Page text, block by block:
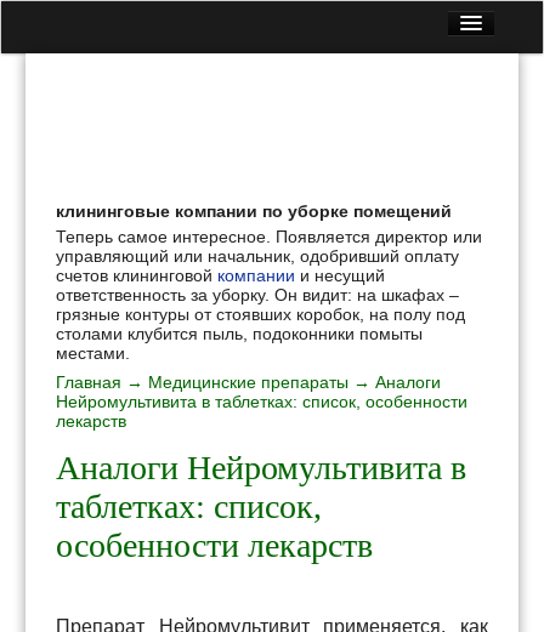
Главная
Лекарственные растения
Медицинские препараты
Народные рецепты
Полезная еда
клининговые компании по уборке помещений
Теперь самое интересное. Появляется директор или
управляющий или начальник, одобривший оплату
счетов клининговой компании и несущий
ответственность за уборку. Он видит: на шкафах –
грязные контуры от стоявших коробок, на полу под
столами клубится пыль, подоконники помыты
местами.
Главная → Медицинские препараты → Аналоги
Нейромультивита в таблетках: список, особенности
лекарств
Аналоги Нейромультивита в
таблетках: список,
особенности лекарств
Препарат Нейромультивит применяется, как